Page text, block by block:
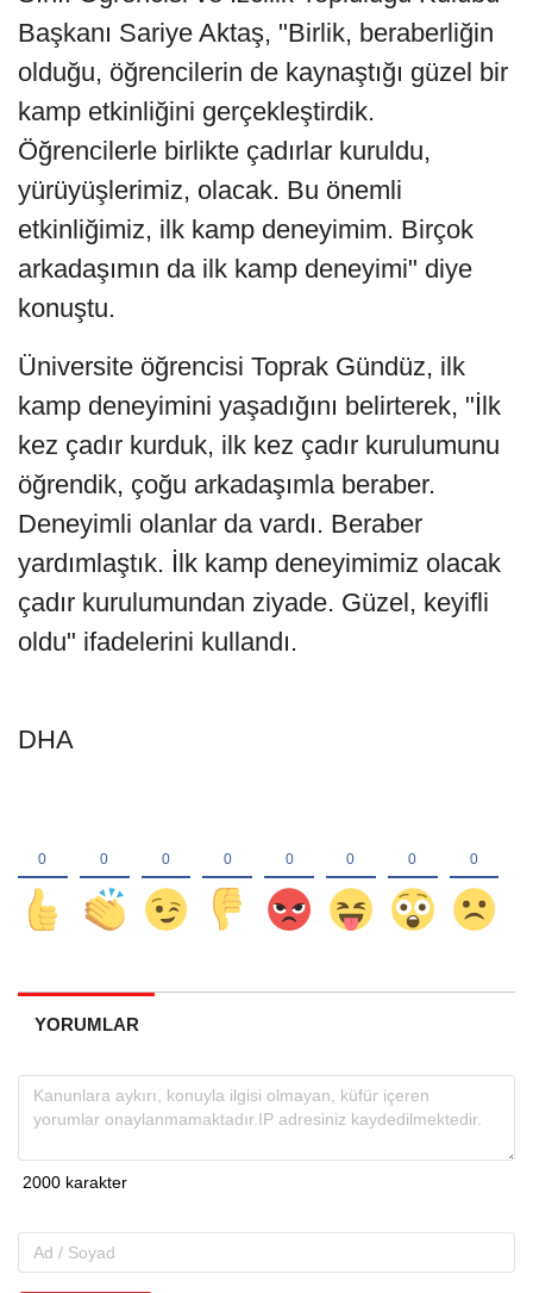
Başkanı Sariye Aktaş, "Birlik, beraberliğin
olduğu, öğrencilerin de kaynaştığı güzel bir
kamp etkinliğini gerçekleştirdik.
Öğrencilerle birlikte çadırlar kuruldu,
yürüyüşlerimiz, olacak. Bu önemli
etkinliğimiz, ilk kamp deneyimim. Birçok
arkadaşımın da ilk kamp deneyimi" diye
konuştu.
Üniversite öğrencisi Toprak Gündüz, ilk
kamp deneyimini yaşadığını belirterek, "İlk
kez çadır kurduk, ilk kez çadır kurulumunu
öğrendik, çoğu arkadaşımla beraber.
Deneyimli olanlar da vardı. Beraber
yardımlaştık. İlk kamp deneyimimiz olacak
çadır kurulumundan ziyade. Güzel, keyifli
oldu" ifadelerini kullandı.
DHA
YORUMLAR